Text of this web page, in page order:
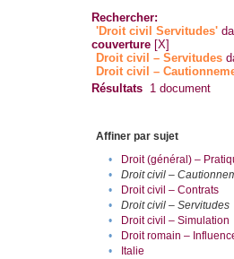
Rechercher:
'Droit civil Servitudes'
couverture [X]
Droit civil – Servitudes
Droit civil –
Résultats 1 document
Affiner par sujet
•
Droit (général) –
•
Droit civil –
•
Droit civil – Contrats
•
Droit civil – Servitudes
•
Droit civil – Simulation
•
Droit romain –
•
Italie